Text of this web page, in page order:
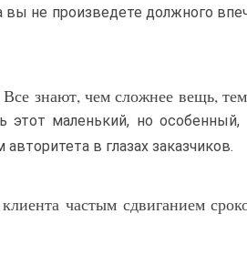
не произведете должного
знают, чем сложнее вещь,
этот маленький, но
в глазах заказчиков.
частым сдвиганием